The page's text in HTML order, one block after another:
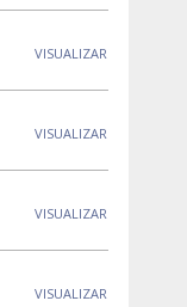
VISUALIZAR
VISUALIZAR
VISUALIZAR
VISUALIZAR